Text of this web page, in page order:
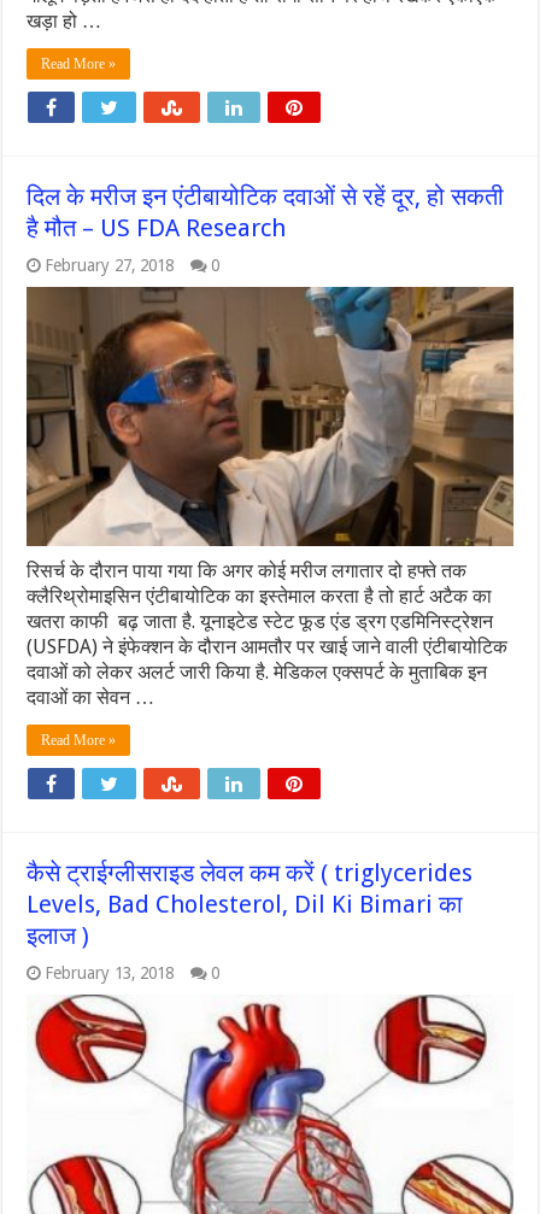
खड़ा हो …
Read More »
दिल के मरीज इन एंटीबायोटिक दवाओं से रहें दूर, हो सकती
है मौत – US FDA Research
February 27, 2018 0
रिसर्च के दौरान पाया गया कि अगर कोई मरीज लगातार दो हफ्ते तक
क्लैरिथ्रोमाइसिन एंटीबायोटिक का इस्तेमाल करता है तो हार्ट अटैक का
खतरा काफी बढ़ जाता है. यूनाइटेड स्टेट फूड एंड ड्रग एडमिनिस्ट्रेशन
(USFDA) ने इंफेक्शन के दौरान आमतौर पर खाई जाने वाली एंटीबायोटिक
दवाओं को लेकर अलर्ट जारी किया है. मेडिकल एक्सपर्ट के मुताबिक इन
दवाओं का सेवन …
Read More »
कैसे ट्राईग्लीसराइड लेवल कम करें ( triglycerides
Levels, Bad Cholesterol, Dil Ki Bimari का
इलाज )
February 13, 2018 0